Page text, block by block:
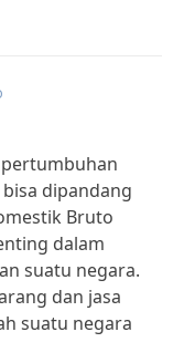
dipandang
Bruto
dalam
suatu negara.
dan jasa
suatu negara